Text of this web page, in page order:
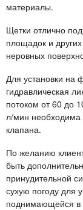
материалы.
Щетки отлично
площадок и
неровных
Для установки на
гидравлическая
потоком от 60 до
л/мин необходима
клапана.
По желанию
быть
принудительной
сухую погоду для
поднимающейся в